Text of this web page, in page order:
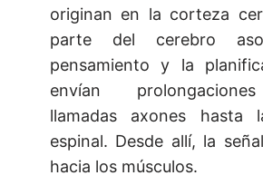
originan en la corteza
parte del cerebro
pensamiento y la
envían
llamadas axones hasta
espinal. Desde allí, la
hacia los músculos.